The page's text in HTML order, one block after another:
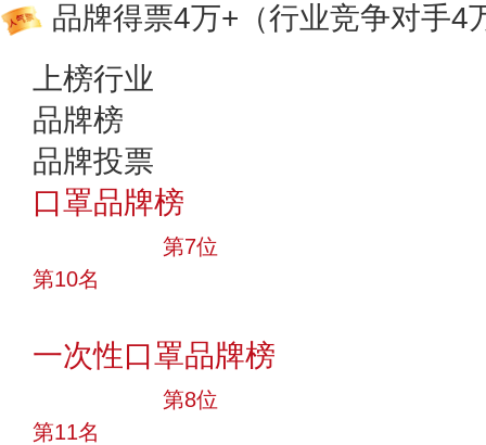
品牌得票4万+ （行业竞争对手4
上榜行业
品牌榜
品牌投票
口罩品牌榜
第7位
第10名
一次性口罩品牌榜
第8位
第11名